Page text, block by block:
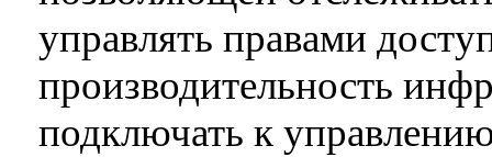
управлять правами
производительность
подключать к